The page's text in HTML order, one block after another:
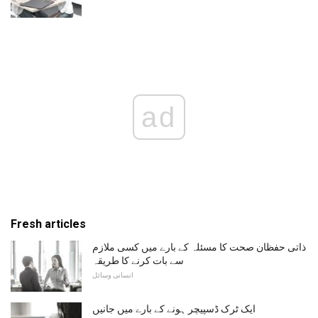
ad
Fresh articles
ذاتی حفظان صحت کا مسئلہ کے بارے میں کسی ملازم
سے بات کرنے کا طریقہ
انسانی وسائل
ایک ٹرک ڈسپیچر ہونے کے بارے میں جانیں